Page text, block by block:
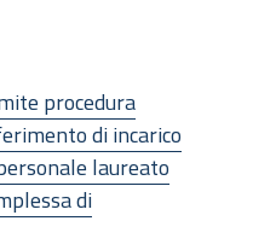
procedura
di incarico
laureato
di